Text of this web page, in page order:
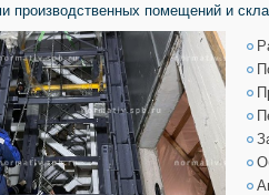
производственных помещений и